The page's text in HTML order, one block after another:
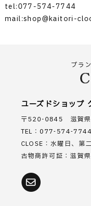
tel:077-574-7744
mail:shop@kaitori-
ブラ
ユーズドショップ
〒520-0845 滋賀
TEL：077-574-
CLOSE：水曜日、第
古物商許可証：滋賀